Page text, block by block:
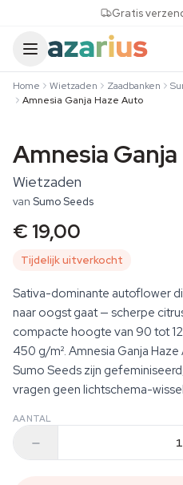
Gratis
Home Wietzaden Zaadbanken
Amnesia Ganja Haze Auto
Amnesia
Wietzaden
van Sumo Seeds
€ 19,00
Tijdelijk uitverkocht
Sativa-dominante autoflower
naar oogst gaat — scherpe
compacte hoogte van 90 tot
450 g/m². Amnesia Ganja
Sumo Seeds zijn
vragen geen lichtschema-
AANTAL